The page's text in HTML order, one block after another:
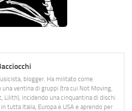
blogger. Ha militato come
ventina di gruppi (tra cui Not Moving,
Lilith), incidendo una cinquantina di dischi
tutta Italia, Europa e USA e aprendo per